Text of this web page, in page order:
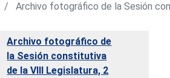
Archivo fotográfico de la Sesión
Archivo fotográfico de
la Sesión constitutiva
de la VIII Legislatura, 2